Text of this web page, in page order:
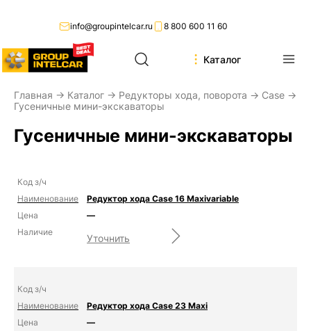
8 800 600 11 60
info@groupintelcar.ru
Каталог
Главная → Каталог → Редукторы хода, поворота → Case →
Гусеничные мини-экскаваторы
Гусеничные мини-экскаваторы
Редуктор хода Case 16 Maxivariable
—
Уточнить
Редуктор хода Case 23 Maxi
—